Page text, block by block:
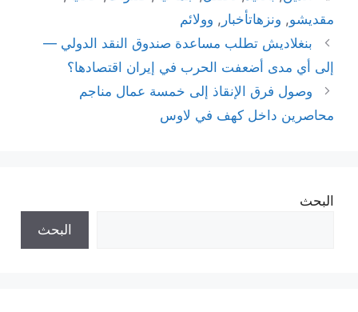
مقديشو, ونزهاتأخبار , وولائم
بنغلاديش تطلب مساعدة صندوق النقد الدولي —
إلى أي مدى أضعفت الحرب في إيران اقتصادها؟
وصول فرق الإنقاذ إلى خمسة عمال مناجم
محاصرين داخل كهف في لاوس
البحث
البحث